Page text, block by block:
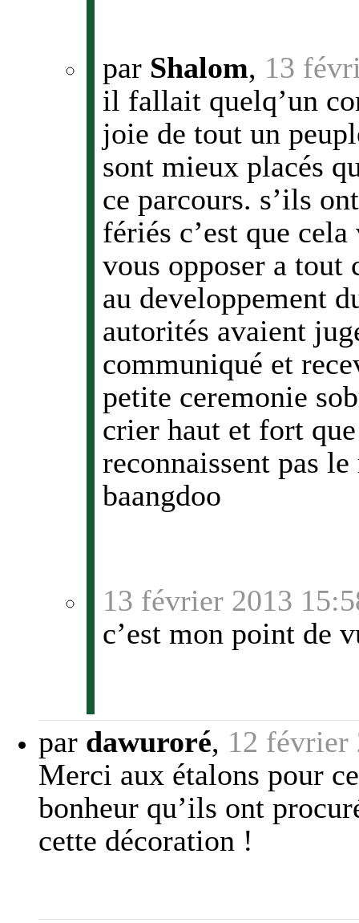
par Shalom, 13
il fallait quelq’un
joie de tout un
sont mieux placés
ce parcours. s’ils
fériés c’est que
vous opposer a tout
au developpement
autorités avaient
communiqué et
petite ceremonie
crier haut et fort
reconnaissent pas
baangdoo
13 février 2013
c’est mon point de
par dawuroré, 12 février
Merci aux étalons pour
bonheur qu’ils ont
cette décoration !